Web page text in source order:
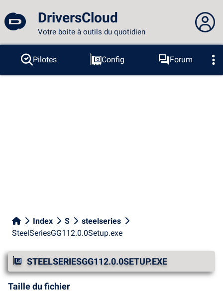
DriversCloud
Votre boite à outils du quotidien
Vous n'êtes pas connecté...
Connexion au site
Pilotes Config
Forum
Sondes
BSOD Outils
Index S
steelseries
SteelSeriesGG112.0.0Setup.exe
STEELSERIESGG112.0.0SETUP.EXE
Taille du fichier